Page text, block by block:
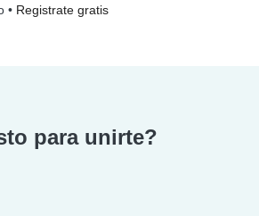
• Registrate gratis
para unirte?